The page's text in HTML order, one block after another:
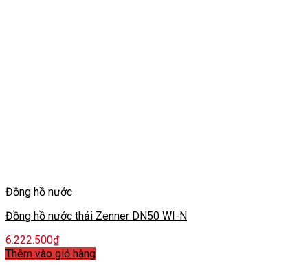
Đồng hồ nước
Đồng hồ nước thải Zenner DN50 WI-N
6.222.500₫
Thêm vào giỏ hàng